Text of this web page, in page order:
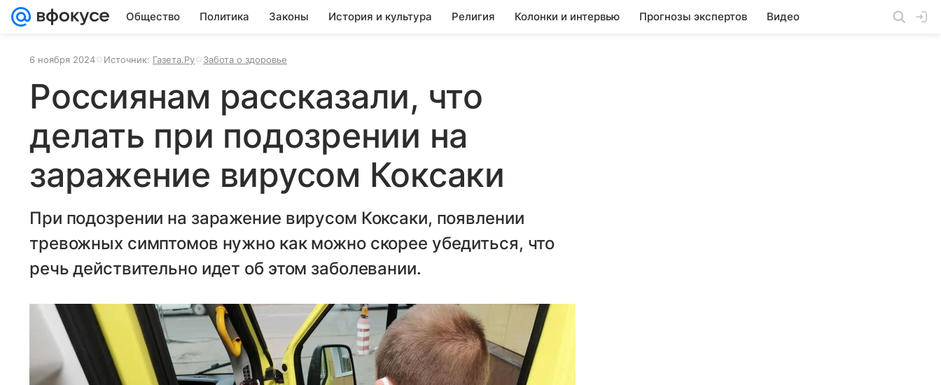
Общество Политика Законы История и культура Религия Колонки и интервью Прогнозы экспертов Видео
6 ноября 2024 Источник: Газета.Ру Забота о здоровье
Россиянам рассказали, что
делать при подозрении на
заражение вирусом Коксаки
При подозрении на заражение вирусом Коксаки, появлении
тревожных симптомов нужно как можно скорее убедиться, что
речь действительно идет об этом заболевании.